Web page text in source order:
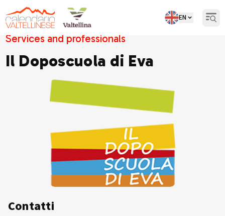
EN
Services and professionals
Il Doposcuola di Eva
Contatti